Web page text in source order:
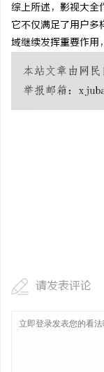
综上所述，影视大全
它不仅满足了用户多
域继续发挥重要作用
请发表评论